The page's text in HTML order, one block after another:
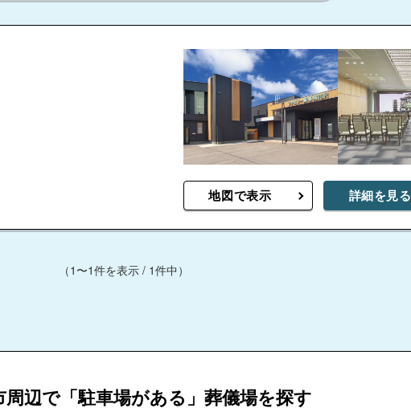
地図で表示 詳細を見る
（1〜1件を表示 / 1件中）
周辺で「駐車場がある」葬儀場を探す